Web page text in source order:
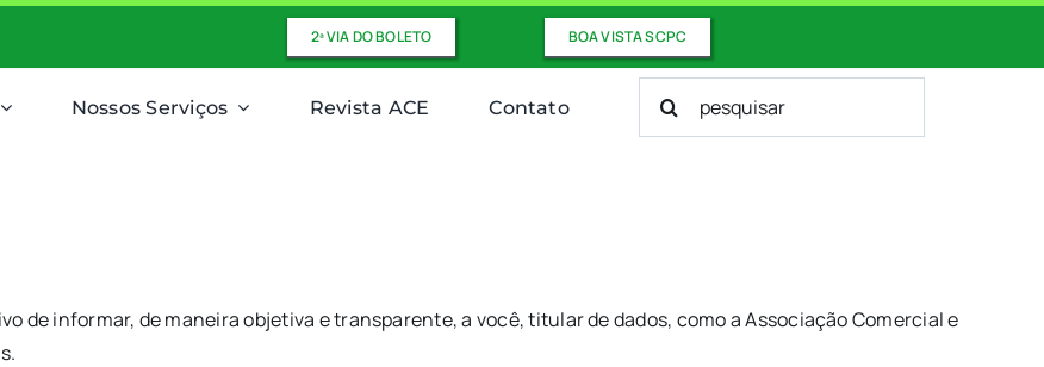
2ª VIA DO BOLETO BOA VISTA SCPC
Nossos Serviços Revista ACE Contato
Buscar
resultados
de informar, de maneira objetiva e transparente, a você, titular de dados, como a Associação Comercial e